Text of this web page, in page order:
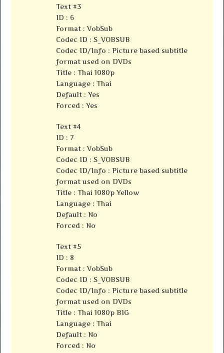
Text #3
ID : 6
Format : VobSub
Codec ID : S_VOBSUB
Codec ID/Info : Picture based subtitle
format used on DVDs
Title : Thai 1080p
Language : Thai
Default : Yes
Forced : Yes
Text #4
ID : 7
Format : VobSub
Codec ID : S_VOBSUB
Codec ID/Info : Picture based subtitle
format used on DVDs
Title : Thai 1080p Yellow
Language : Thai
Default : No
Forced : No
Text #5
ID : 8
Format : VobSub
Codec ID : S_VOBSUB
Codec ID/Info : Picture based subtitle
format used on DVDs
Title : Thai 1080p BIG
Language : Thai
Default : No
Forced : No